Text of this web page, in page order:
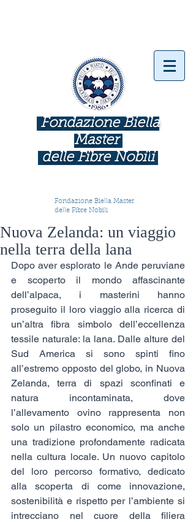
Fondazione Biella
Master
delle Fibre Nobili
Fondazione Biella Master
delle Fibre Nobili
Nuova Zelanda: un viaggio
nella terra della lana
Dopo aver esplorato le Ande peruviane
e scoperto il mondo affascinante
dell’alpaca, i masterini hanno
proseguito il loro viaggio alla ricerca di
un’altra fibra simbolo dell’eccellenza
tessile naturale: la lana. Dalle alture del
Sud America si sono spinti fino
all’estremo opposto del globo, in Nuova
Zelanda, terra di spazi sconfinati e
natura incontaminata, dove
l’allevamento ovino rappresenta non
solo un pilastro economico, ma anche
una tradizione profondamente radicata
nella cultura locale. Un nuovo capitolo
del loro percorso formativo, dedicato
alla scoperta di come innovazione,
sostenibilità e rispetto per l’ambiente si
intrecciano nel cuore della filiera